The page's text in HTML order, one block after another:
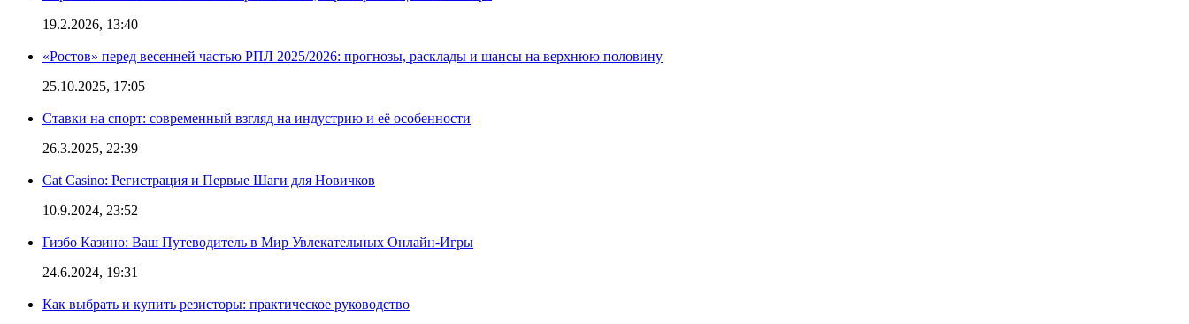
19.2.2026, 13:40
«Ростов» перед весенней частью РПЛ 2025/2026: прогнозы, расклады и шансы на верхнюю половину
25.10.2025, 17:05
Ставки на спорт: современный взгляд на индустрию и её особенности
26.3.2025, 22:39
Cat Casino: Регистрация и Первые Шаги для Новичков
10.9.2024, 23:52
Гизбо Казино: Ваш Путеводитель в Мир Увлекательных Онлайн-Игры
24.6.2024, 19:31
Как выбрать и купить резисторы: практическое руководство